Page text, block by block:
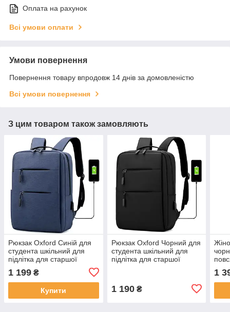
Оплата на рахунок
Всі умови оплати
Умови повернення
Повернення товару впродовж 14 днів за домовленістю
Всі умови повернення
З цим товаром також замовляють
Рюкзак Oxford Синій для
студента шкільний для
підлітка для старшої
молодіжний для коледжу
1 199 ₴
Купити
Рюкзак Oxford Чорний для
студента шкільний для
підлітка для старшої
1 190₴
1